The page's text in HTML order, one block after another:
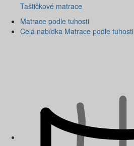
Taštičkové matrace
Matrace podle tuhosti
Celá nabídka Matrace podle tuhosti